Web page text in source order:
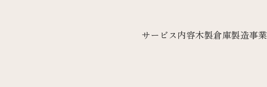
サービス内容木製倉庫製造事業